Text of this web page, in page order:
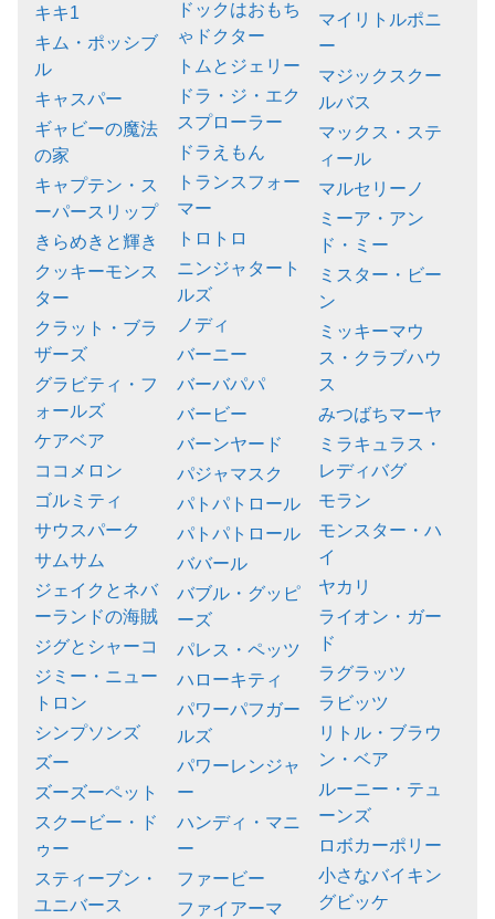
キキ1
キム・ポッシブ
ル
キャスパー
ギャビーの魔法
の家
キャプテン・ス
ーパースリップ
きらめきと輝き
クッキーモンス
ター
クラット・ブラ
ザーズ
グラビティ・フ
ォールズ
ケアベア
ココメロン
ゴルミティ
サウスパーク
サムサム
ジェイクとネバ
ーランドの海賊
ジグとシャーコ
ジミー・ニュー
トロン
シンプソンズ
ズー
ズーズーペット
スクービー・ド
ゥー
スティーブン・
ユニバース
ドックはおもち
ゃドクター
トムとジェリー
ドラ・ジ・エク
スプローラー
ドラえもん
トランスフォー
マー
トロトロ
ニンジャタート
ルズ
ノディ
バーニー
バーバパパ
バービー
バーンヤード
パジャマスク
パトパトロール
パトパトロール
ババール
バブル・グッピ
ーズ
パレス・ペッツ
ハローキティ
パワーパフガー
ルズ
パワーレンジャ
ー
ハンディ・マニ
ー
ファービー
ファイアーマ
マイリトルポニ
ー
マジックスクー
ルバス
マックス・ステ
ィール
マルセリーノ
ミーア・アン
ド・ミー
ミスター・ビー
ン
ミッキーマウ
ス・クラブハウ
ス
みつばちマーヤ
ミラキュラス・
レディバグ
モラン
モンスター・ハ
イ
ヤカリ
ライオン・ガー
ド
ラグラッツ
ラビッツ
リトル・ブラウ
ン・ベア
ルーニー・テュ
ーンズ
ロボカーポリー
小さなバイキン
グビッケ